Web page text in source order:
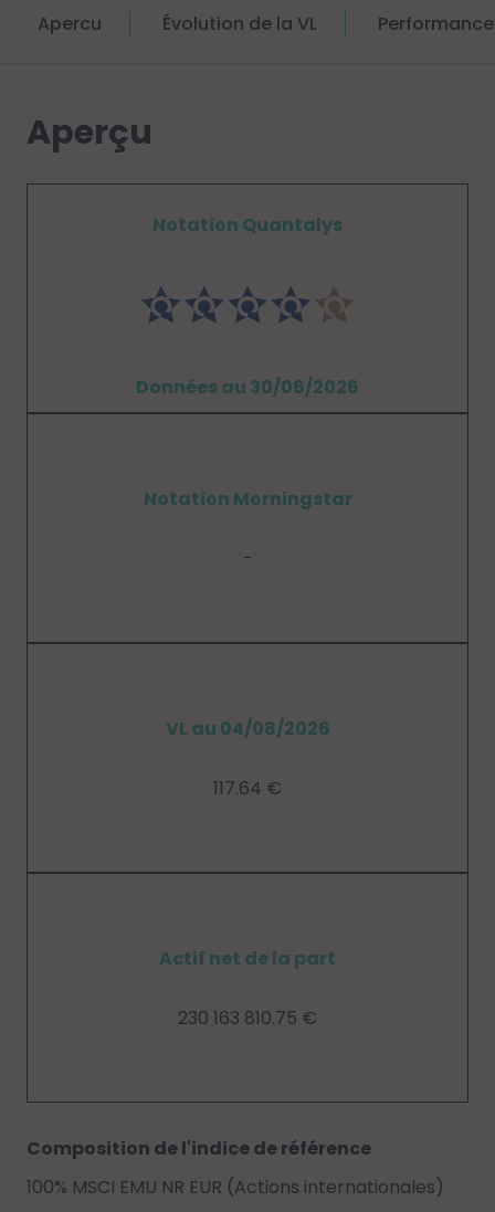
Apercu Évolution de la VL
Aperçu
Notation Quantalys
Données au 30/06/2026
Notation Morningstar
-
VL au 04/08/2026
117.64 €
Actif net de la part
230 163 810.75 €
Composition de l'indice de référence
100% MSCI EMU NR EUR (Actions internationales)